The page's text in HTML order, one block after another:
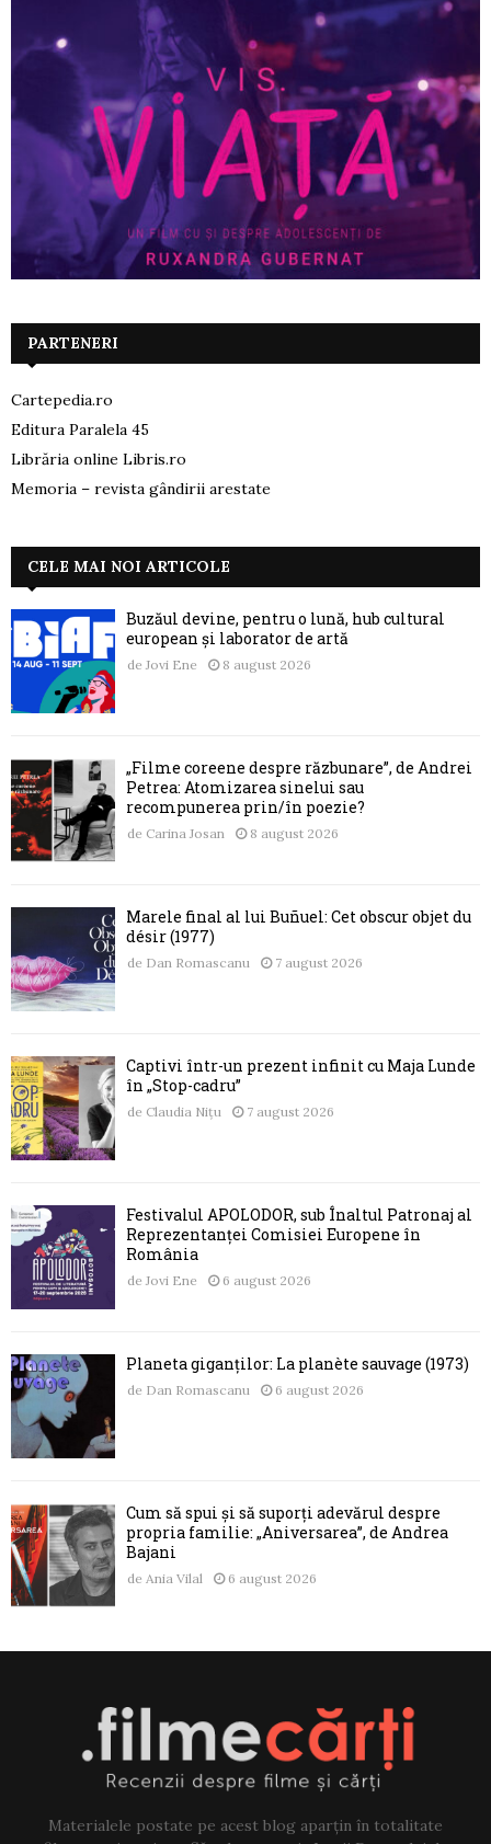
PARTENERI
Cartepedia.ro
Editura Paralela 45
Librăria online Libris.ro
Memoria – revista gândirii arestate
CELE MAI NOI ARTICOLE
Buzăul devine, pentru o lună, hub cultural
european și laborator de artă
de Jovi Ene 8 august 2026
„Filme coreene despre răzbunare”, de Andrei
Petrea: Atomizarea sinelui sau
recompunerea prin/în poezie?
de Carina Josan 8 august 2026
Marele final al lui Buñuel: Cet obscur objet du
désir (1977)
de Dan Romascanu 7 august 2026
Captivi într-un prezent infinit cu Maja Lunde
în „Stop-cadru”
de Claudia Nițu 7 august 2026
Festivalul APOLODOR, sub Înaltul Patronaj al
Reprezentanței Comisiei Europene în
România
de Jovi Ene 6 august 2026
Planeta giganților: La planète sauvage (1973)
de Dan Romascanu 6 august 2026
Cum să spui și să suporți adevărul despre
propria familie: „Aniversarea”, de Andrea
Bajani
de Ania Vilal 6 august 2026
Materialele postate pe acest blog aparțin în totalitate